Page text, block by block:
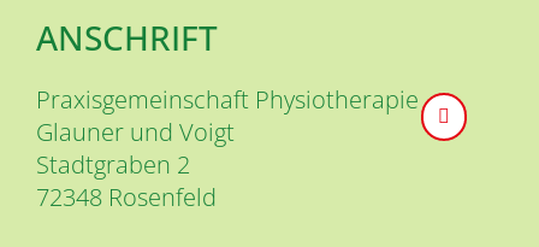
ANSCHRIFT
Praxisgemeinschaft Physiotherapie
Glauner und Voigt
Stadtgraben 2
72348 Rosenfeld